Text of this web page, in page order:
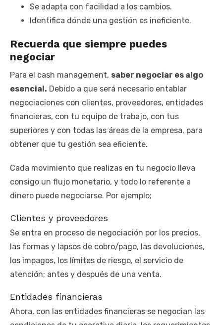
Se adapta con facilidad a los cambios.
Identifica dónde una gestión es ineficiente.
Recuerda que siempre puedes
negociar
Para el cash management, saber negociar es algo
esencial. Debido a que será necesario entablar
negociaciones con clientes, proveedores, entidades
financieras, con tu equipo de trabajo, con tus
superiores y con todas las áreas de la empresa, para
obtener que tu gestión sea eficiente.
Cada movimiento que realizas en tu negocio lleva
consigo un flujo monetario, y todo lo referente a
dinero puede negociarse. Por ejemplo;
Clientes y proveedores
Se entra en proceso de negociación por los precios,
las formas y lapsos de cobro/pago, las devoluciones,
los impagos, los límites de riesgo, el servicio de
atención; antes y después de una venta.
Entidades financieras
Ahora, con las entidades financieras se negocian las